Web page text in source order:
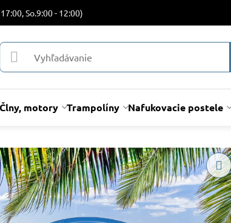
So.9:00 - 12:00)
Člny, motory Trampolíny Nafukovacie postele